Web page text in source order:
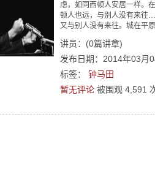
虑，如同西顿人安居一样。
顿人也远，与别人没有来往
又与别人没有来往。城在平
讲员： (0篇讲章)
发布日期：2014年03月
标签： 钟马田
暂无评论 被围观 4,591